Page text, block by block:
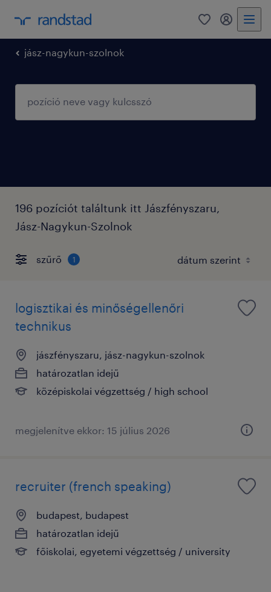
0 fiókom
jász-nagykun-szolnok
196 pozíciót találtunk itt Jászfényszaru,
Jász-Nagykun-Szolnok
szűrő 1
logisztikai és minőségellenőri
technikus
jászfényszaru, jász-nagykun-szolnok
határozatlan idejű
középiskolai végzettség / high school
megjelenítve ekkor: 15 július 2026
recruiter (french speaking)
budapest, budapest
határozatlan idejű
főiskolai, egyetemi végzettség / university